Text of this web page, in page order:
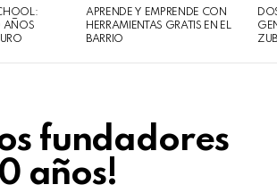
AÑOS
APRENDE Y EMPRENDE CON
HERRAMIENTAS GRATIS EN EL
BARRIO
fundadores
años!